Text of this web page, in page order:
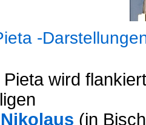
-
Pieta wird
(in